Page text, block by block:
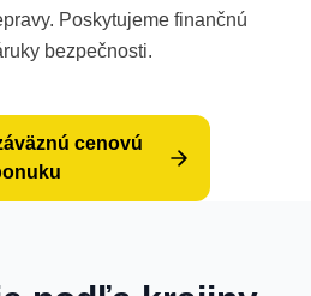
Poskytujeme finančnú
bezpečnosti.
cenovú